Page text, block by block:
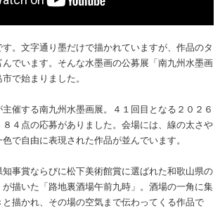
。文字通り墨だけで描かれていますが、作品のタ
でいます。そんな水墨画の公募展「南九州水墨画
で始まりました。
催する南九州水墨画展。４１回目となる２０２６
４点の応募がありました。会場には、線の太さや
で自由に表現された作品が並んでいます。
事賞ならびに松下美術館賞に選ばれた和歌山県の
描いた「路地裏酒場午前九時」。酒場の一角に集
描かれ、その場の空気まで伝わってくる作品で